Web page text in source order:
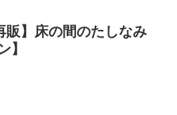
販】床の間のたしなみ
】